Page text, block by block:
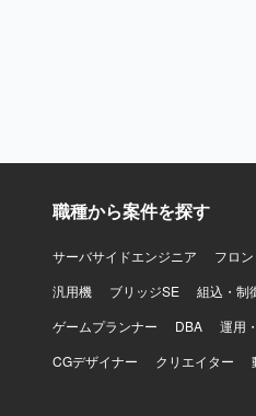
職種から案件を探す
サーバサイドエンジニア フロ
汎用機
ブリッジSE 組込・制
ゲームプランナー
DBA 運用
CGデザイナー
クリエイター